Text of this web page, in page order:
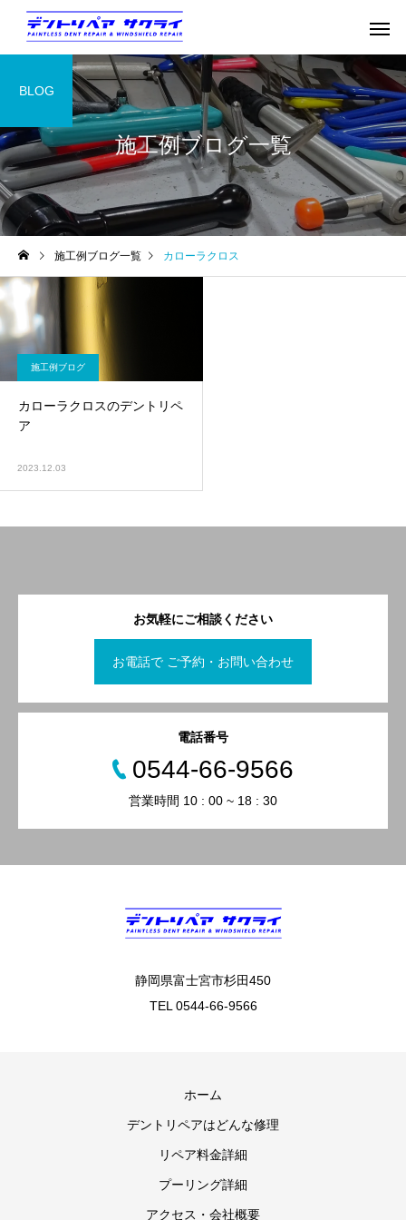
施工例ブログ一覧
BLOG
施工例ブログ一覧 カローラクロス
施工例ブログ
カローラクロスのデントリペ
ア
2023.12.03
お気軽にご相談ください
お電話で ご予約・お問い合わせ
電話番号
0544-66-9566
営業時間 10 : 00 ~ 18 : 30
静岡県富士宮市杉田450
TEL 0544-66-9566
ホーム
デントリペアはどんな修理
リペア料金詳細
プーリング詳細
アクセス・会社概要